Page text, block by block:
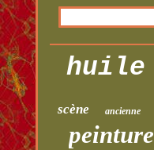
huile
scène ancienne
peinture